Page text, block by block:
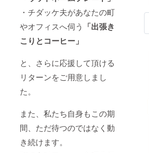
・チダッケ夫があなたの町
やオフィスへ伺う 「出張き
こりとコーヒー」
と、さらに応援して頂ける
リターンをご用意しまし
た。
また、私たち自身もこの期
間、ただ待つのではなく動
き続けます。